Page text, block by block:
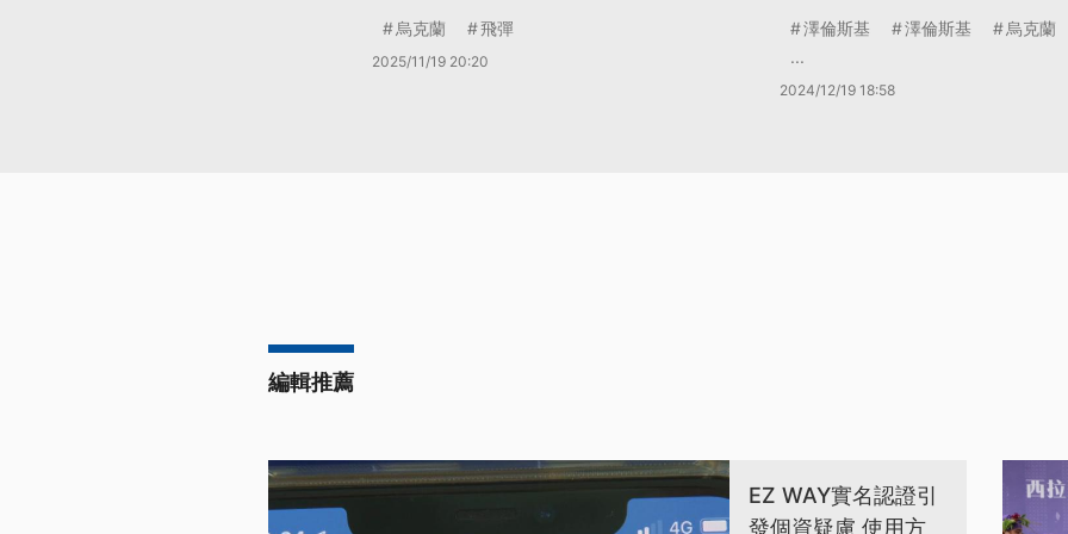
烏克蘭 飛彈
2025/11/19 20:20
澤倫斯基 澤倫斯基
烏克蘭
...
2024/12/19 18:58
編輯推薦
EZ WAY實名認證引
發個資疑慮 使用方